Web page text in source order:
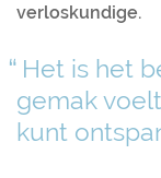
verloskundige.
Het is het
gemak
kunt